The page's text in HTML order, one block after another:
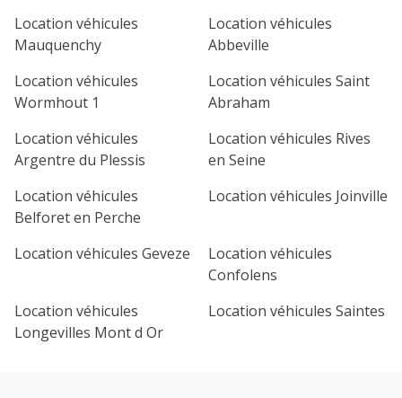
Location véhicules
Mauquenchy
Location véhicules
Abbeville
Location véhicules
Wormhout 1
Location véhicules Saint
Abraham
Location véhicules
Argentre du Plessis
Location véhicules Rives
en Seine
Location véhicules
Belforet en Perche
Location véhicules Joinville
Location véhicules Geveze
Location véhicules
Confolens
Location véhicules
Longevilles Mont d Or
Location véhicules Saintes